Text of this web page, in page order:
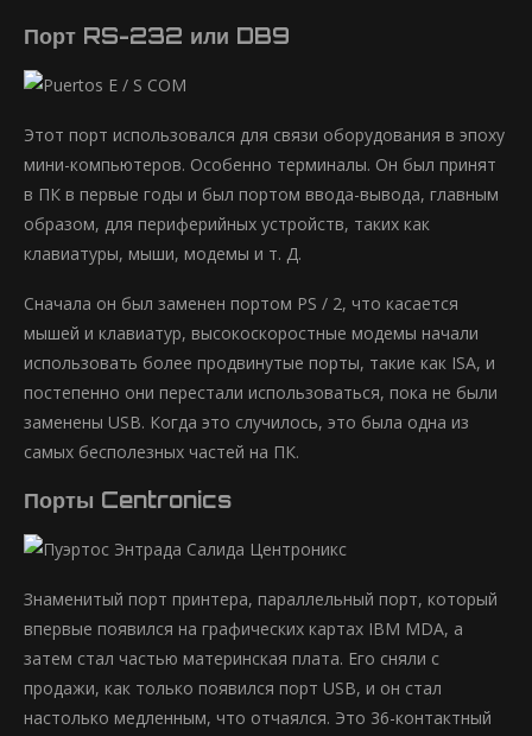
Порт RS-232 или DB9
Этот порт использовался для связи оборудования в эпоху
мини-компьютеров. Особенно терминалы. Он был принят
в ПК в первые годы и был портом ввода-вывода, главным
образом, для периферийных устройств, таких как
клавиатуры, мыши, модемы и т. Д.
Сначала он был заменен портом PS / 2, что касается
мышей и клавиатур, высокоскоростные модемы начали
использовать более продвинутые порты, такие как ISA, и
постепенно они перестали использоваться, пока не были
заменены USB. Когда это случилось, это была одна из
самых бесполезных частей на ПК.
Порты Centronics
Знаменитый порт принтера, параллельный порт, который
впервые появился на графических картах IBM MDA, а
затем стал частью материнская плата. Его сняли с
продажи, как только появился порт USB, и он стал
настолько медленным, что отчаялся. Это 36-контактный